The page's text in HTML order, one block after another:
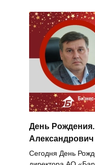
День
Александрович
Сегодня День